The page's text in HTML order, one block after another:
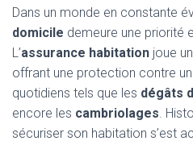
Dans un monde en constante
domicile demeure une priorité
L’assurance habitation joue
offrant une protection contre
quotidiens tels que les dégâts
encore les cambriolages.
sécuriser son habitation s’est